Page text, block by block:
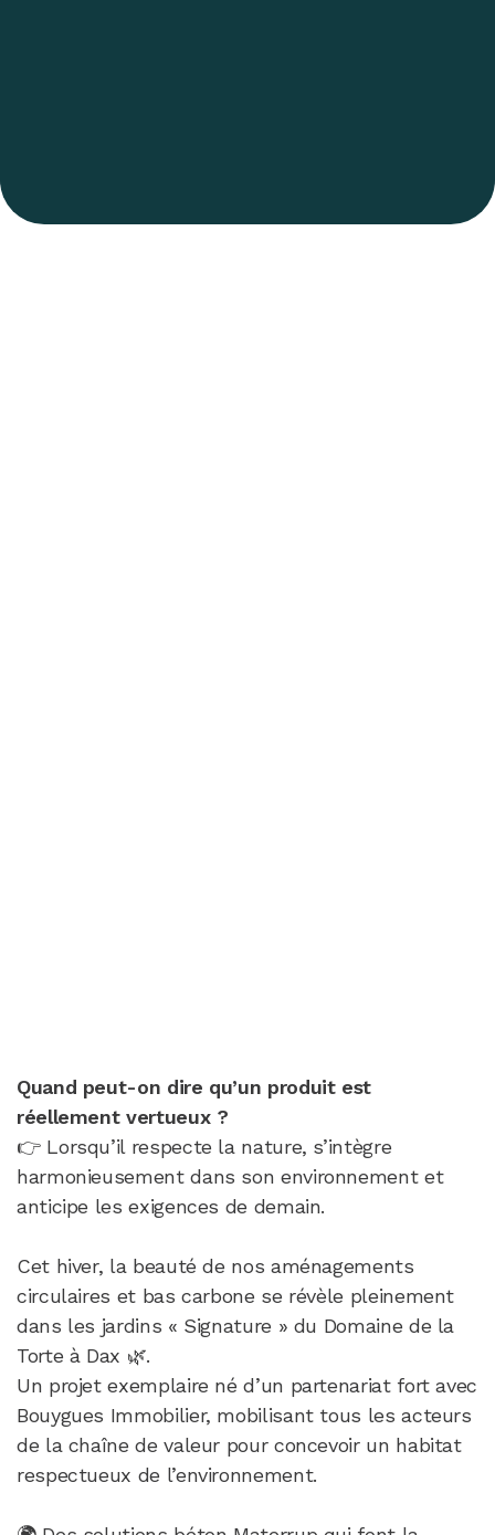
Quand peut-on dire qu’un produit est
réellement vertueux ?
👉 Lorsqu’il respecte la nature, s’intègre
harmonieusement dans son environnement et
anticipe les exigences de demain.
Cet hiver, la beauté de nos aménagements
circulaires et bas carbone se révèle pleinement
dans les jardins « Signature » du Domaine de la
Torte à Dax 🌿.
Un projet exemplaire né d’un partenariat fort avec
Bouygues Immobilier, mobilisant tous les acteurs
de la chaîne de valeur pour concevoir un habitat
respectueux de l’environnement.